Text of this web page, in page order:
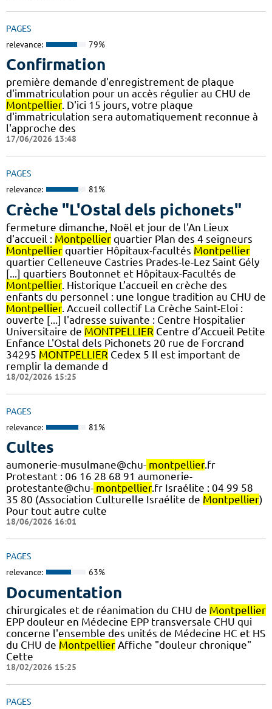
PAGES
relevance: 79%
Confirmation
première demande d'enregistrement de plaque
d'immatriculation pour un accès régulier au CHU de
Montpellier. D'ici 15 jours, votre plaque
d'immatriculation sera automatiquement reconnue à
l'approche des
17/06/2026 13:48
PAGES
relevance: 81%
Crèche "L'Ostal dels pichonets"
fermeture dimanche, Noël et jour de l'An Lieux
d'accueil : Montpellier quartier Plan des 4 seigneurs
Montpellier quartier Hôpitaux-facultés Montpellier
quartier Celleneuve Castries Prades-le-Lez Saint Gély
[...] quartiers Boutonnet et Hôpitaux-Facultés de
Montpellier. Historique L’accueil en crèche des
enfants du personnel : une longue tradition au CHU de
Montpellier. Accueil collectif La Crèche Saint-Eloi :
ouverte [...] l'adresse suivante : Centre Hospitalier
Universitaire de MONTPELLIER Centre d’Accueil Petite
Enfance L'Ostal dels Pichonets 20 rue de Forcrand
34295 MONTPELLIER Cedex 5 Il est important de
remplir la demande d
18/02/2026 15:25
PAGES
relevance: 81%
Cultes
aumonerie-musulmane@chu- montpellier.fr
Protestant : 06 16 28 68 91 aumonerie-
protestante@chu- montpellier.fr Israélite : 04 99 58
35 80 (Association Culturelle Israélite de Montpellier)
Pour tout autre culte
18/06/2026 16:01
PAGES
relevance: 63%
Documentation
chirurgicales et de réanimation du CHU de Montpellier
EPP douleur en Médecine EPP transversale CHU qui
concerne l'ensemble des unités de Médecine HC et HS
du CHU de Montpellier Affiche "douleur chronique"
Cette
18/02/2026 15:25
PAGES